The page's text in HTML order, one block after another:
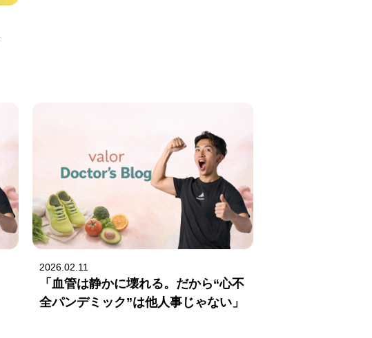
2026.02.11
「血管は静かに壊れる。だから“心不
全パンデミック”は他人事じゃない」